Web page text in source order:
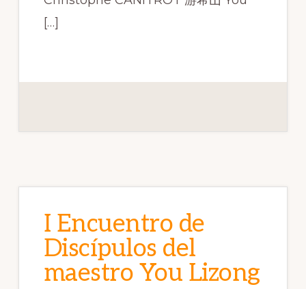
[…]
I Encuentro de
Discípulos del
maestro You Lizong